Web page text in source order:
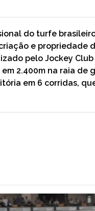
do turfe
e propriedade
pelo Jockey
2.400m na raia de
em 6 corridas,